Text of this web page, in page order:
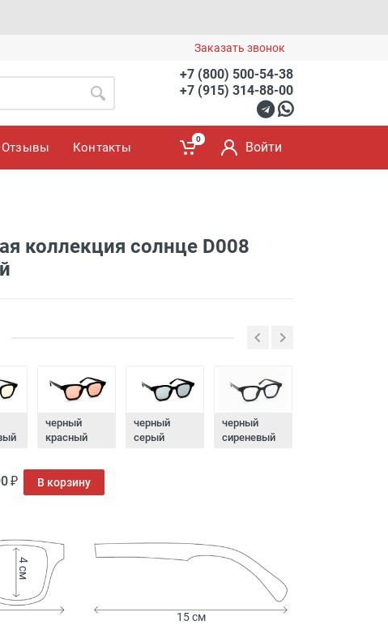
Заказать звонок
+7 (800) 500-54-38
+7 (915) 314-88-00
Отзывы Контакты
0
Войти
коллекция солнце D008
черный
красный
черный
серый
черный
сиреневый
₽ В корзину
4 см
15 см